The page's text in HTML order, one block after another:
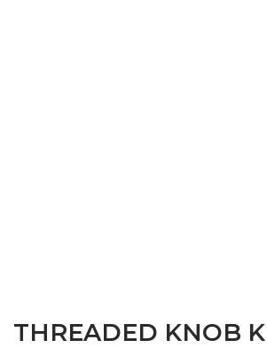
THREADED KNOB